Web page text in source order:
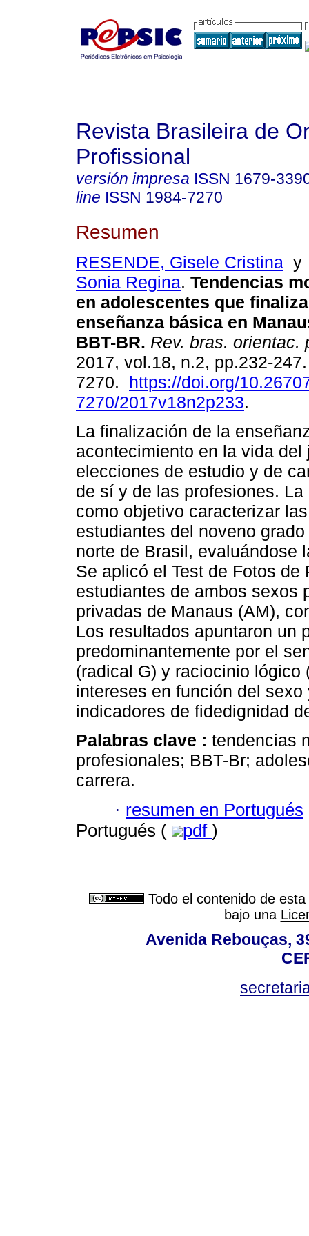
Revista Brasileira de
Profissional
versión impresa ISSN 1679-
line ISSN 1984-7270
Resumen
RESENDE, Gisele Cristina
Sonia Regina. Tendencias
en adolescentes que
enseñanza básica en
BBT-BR. Rev. bras. orientac.
2017, vol.18, n.2, pp.232-
7270. https://doi.org/
7270/2017v18n2p233.
La finalización de la
acontecimiento en la vida
elecciones de estudio y de
de sí y de las profesiones.
como objetivo caracterizar
estudiantes del noveno
norte de Brasil, evaluándose
Se aplicó el Test de Fotos de
estudiantes de ambos sexos
privadas de Manaus (AM),
Los resultados apuntaron un
predominantemente por el
(radical G) y raciocinio
intereses en función del
indicadores de fidedignidad
Palabras clave : tendencias
profesionales; BBT-Br;
carrera.
· resumen en Portugués
Portugués (
pdf )
Todo el contenido de
bajo una
Avenida Rebouças,